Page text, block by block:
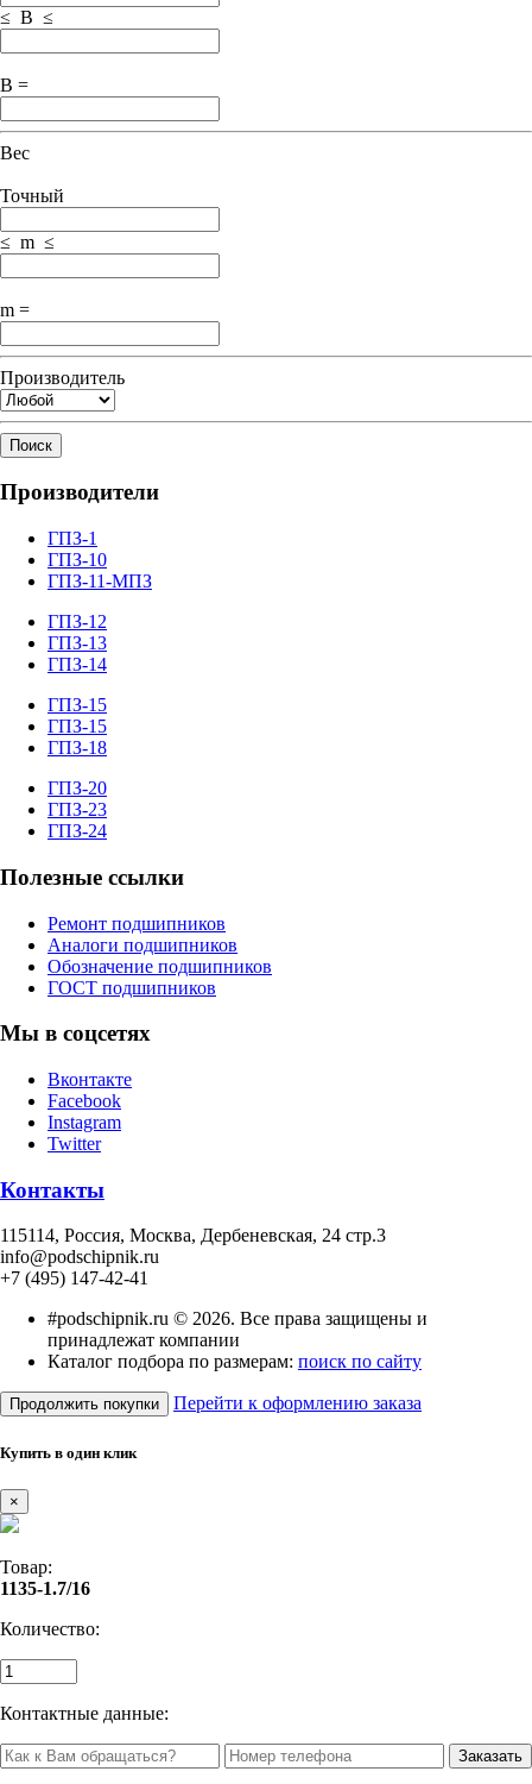
≤ B ≤
B =
Вес
Точный
≤ m ≤
m =
Производитель
Поиск
Производители
ГПЗ-1
ГПЗ-10
ГПЗ-11-МПЗ
ГПЗ-12
ГПЗ-13
ГПЗ-14
ГПЗ-15
ГПЗ-15
ГПЗ-18
ГПЗ-20
ГПЗ-23
ГПЗ-24
Полезные ссылки
Ремонт подшипников
Аналоги подшипников
Обозначение подшипников
ГОСТ подшипников
Мы в соцсетях
Вконтакте
Facebook
Instagram
Twitter
Контакты
115114, Россия, Москва, Дербеневская, 24 стр.3
info@podschipnik.ru
+7 (495) 147-42-41
#podschipnik.ru © 2026. Все права защищены и
принадлежат компании
Каталог подбора по размерам: поиск по сайту
Продолжить покупки Перейти к оформлению заказа
Купить в один клик
×
Товар:
1135-1.7/16
Количество:
Контактные данные: